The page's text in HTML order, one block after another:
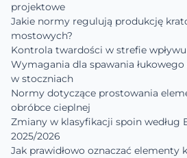
projektowe
Jakie normy regulują produkcję
mostowych?
Kontrola twardości w strefie wpływu
Wymagania dla spawania
w stoczniach
Normy dotyczące prostowania
obróbce cieplnej
Zmiany w klasyfikacji spoin według
2025/2026
Jak prawidłowo oznaczać